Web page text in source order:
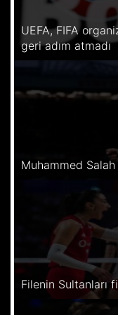
UEFA, FIFA
geri adım atmadı
Muhammed Salah
Filenin Sultanları